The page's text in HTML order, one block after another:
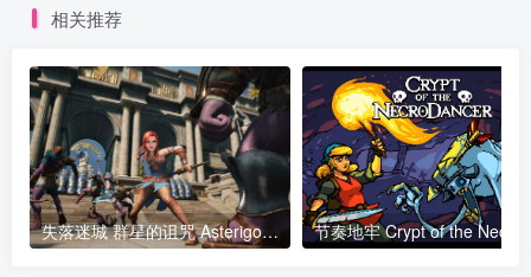
相关推荐
失落迷城 群星的诅咒 Asterigos Curse of the Stars v01.09.0000版 集成全DLC 官方中文